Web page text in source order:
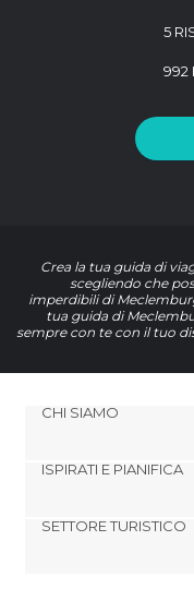
5
992
Crea la tua guida di
scegliendo che
imperdibili di
tua guida di
sempre con te con il tuo
CHI SIAMO
Cookies
ISPIRATI E PIANIFICA
SETTORE TURISTICO